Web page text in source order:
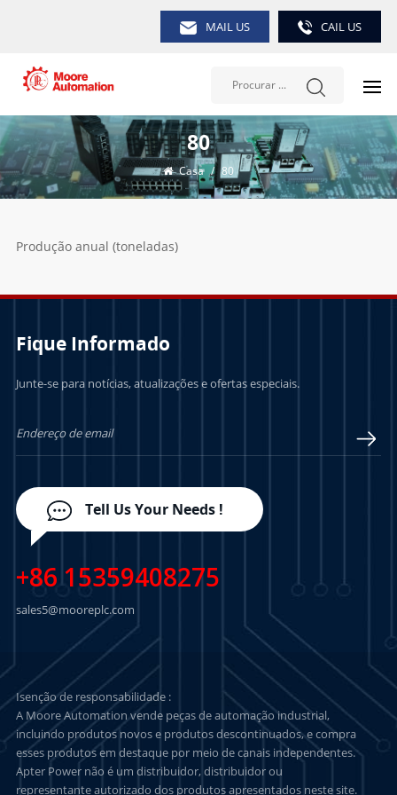
MAIL US CAIL US
80
Casa / 80
Produção anual (toneladas)
Fique Informado
Junte-se para notícias, atualizações e ofertas especiais.
Tell Us Your Needs !
+86 15359408275
sales5@mooreplc.com
Isenção de responsabilidade :
A Moore Automation vende peças de automação industrial,
incluindo produtos novos e produtos descontinuados, e compra
esses produtos em destaque por meio de canais independentes.
Apter Power não é um distribuidor, distribuidor ou
representante autorizado dos produtos apresentados neste site.